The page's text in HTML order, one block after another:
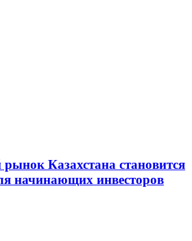
Казахстана становится
начинающих инвесторов